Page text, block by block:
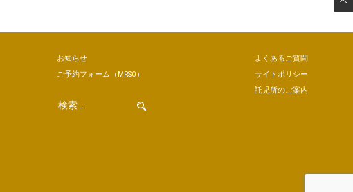
お知らせ
ご予約フォーム （MRSO）
よくあるご質問
サイトポリシー
託児所のご案内